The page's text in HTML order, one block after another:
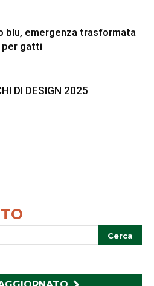
blu, emergenza trasformata
per gatti
DI DESIGN 2025